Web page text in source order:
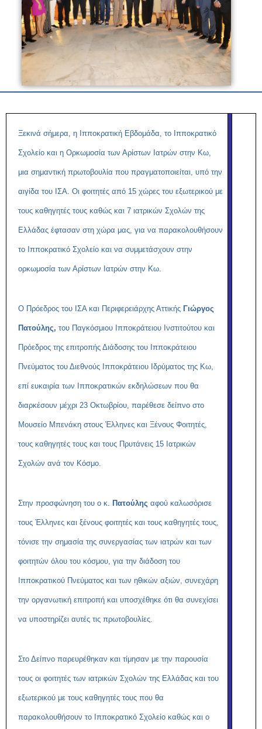
Ξεκινά σήμερα, η Ιπποκρατική Εβδομάδα, το Ιπποκρατικό
Σχολείο και η Ορκωμοσία των Αρίστων Ιατρών στην Κω,
μια σημαντική πρωτοβουλία που πραγματοποιείται, υπό την
αιγίδα του ΙΣΑ. Οι φοιτητές από 15 χώρες του εξωτερικού με
τους καθηγητές τους καθώς και 7 ιατρικών Σχολών της
Ελλάδας έφτασαν στη χώρα μας, για να παρακολουθήσουν
το Ιπποκρατικό Σχολείο και να συμμετάσχουν στην
ορκωμοσία των Αρίστων Ιατρών στην Κω.
Ο Πρόεδρος του ΙΣΑ και Περιφερειάρχης Αττικής Γιώργος
Πατούλης, του Παγκόσμιου Ιπποκράτειου Ινστιτούτου και
Πρόεδρος της επιτροπής Διάδοσης του Ιπποκράτειου
Πνεύματος του Διεθνούς Ιπποκράτειου Ιδρύματος της Κω,
επί ευκαιρία των Ιπποκρατικών εκδηλώσεων που θα
διαρκέσουν μέχρι 23 Οκτωβρίου, παρέθεσε δείπνο στο
Μουσείο Μπενάκη στους Έλληνες και Ξένους Φοιτητές,
τους καθηγητές τους και τους Πρυτάνεις 15 Ιατρικών
Σχολών ανά τον Κόσμο.
Στην προσφώνηση του ο κ. Πατούλης αφού καλωσόρισε
τους Έλληνες και ξένους φοιτητές και τους καθηγητές τους,
τόνισε την σημασία της συνεργασίας των ιατρών και των
φοιτητών όλου του κόσμου, για την διάδοση του
Ιπποκρατικού Πνεύματος και των ηθικών αξιών, συνεχάρη
την οργανωτική επιτροπή και υποσχέθηκε ότι θα συνεχίσει
να υποστηρίζει αυτές τις πρωτοβουλίες.
Στο Δείπνο παρευρέθηκαν και τίμησαν με την παρουσία
τους οι φοιτητές των ιατρικών Σχολών της Ελλάδας και του
εξωτερικού με τους καθηγητές τους που θα
παρακολουθήσουν το Ιπποκρατικό Σχολείο καθώς και ο